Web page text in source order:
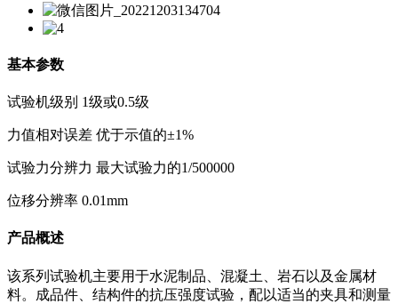
基本参数
试验机级别 1级或0.5级
力值相对误差 优于示值的±1%
试验力分辨力 最大试验力的1/500000
位移分辨率 0.01mm
产品概述
该系列试验机主要用于水泥制品、混凝土、岩石以及金属材
料。成品件、结构件的抗压强度试验，配以适当的夹具和测量